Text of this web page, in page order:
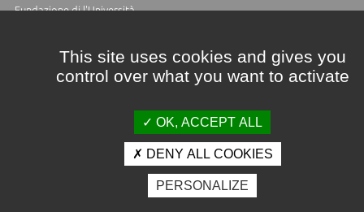
Fundazione di l'Università
Crédits et mentions légales
Espace presse
Photothèque
This site uses cookies and gives you
control over what you want to activate
OK, ACCEPT ALL
DENY ALL COOKIES
PERSONALIZE